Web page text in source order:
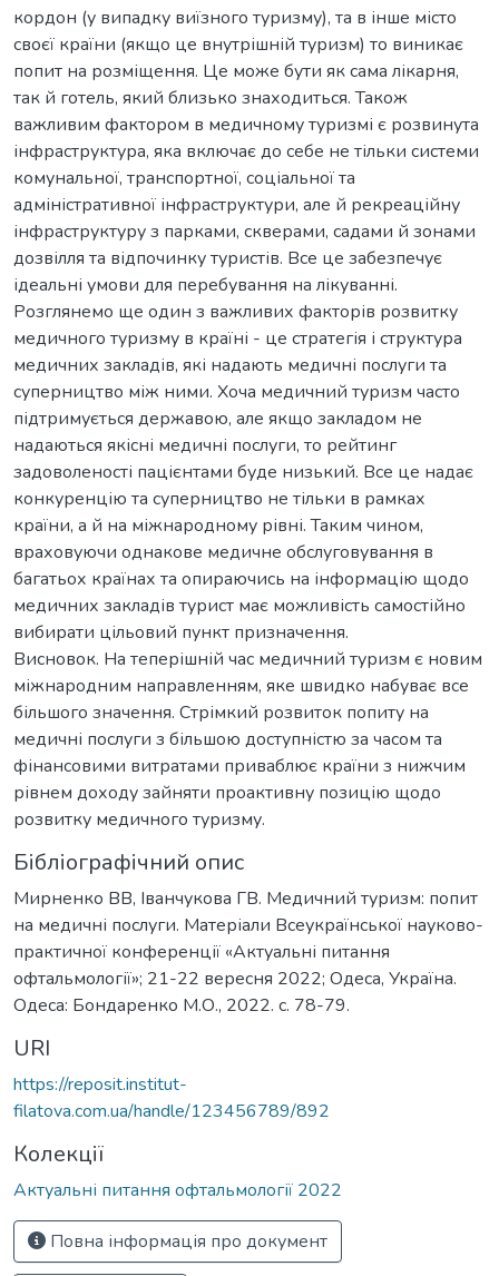
кордон (у випадку виїзного туризму), та в інше місто
своєї країни (якщо це внутрішній туризм) то виникає
попит на розміщення. Це може бути як сама лікарня,
так й готель, який близько знаходиться. Також
важливим фактором в медичному туризмі є розвинута
інфраструктура, яка включає до себе не тільки системи
комунальної, транспортної, соціальної та
адміністративної інфраструктури, але й рекреаційну
інфраструктуру з парками, скверами, садами й зонами
дозвілля та відпочинку туристів. Все це забезпечує
ідеальні умови для перебування на лікуванні.
Розглянемо ще один з важливих факторів розвитку
медичного туризму в країні - це стратегія і структура
медичних закладів, які надають медичні послуги та
суперництво між ними. Хоча медичний туризм часто
підтримується державою, але якщо закладом не
надаються якісні медичні послуги, то рейтинг
задоволеності пацієнтами буде низький. Все це надає
конкуренцію та суперництво не тільки в рамках
країни, а й на міжнародному рівні. Таким чином,
враховуючи однакове медичне обслуговування в
багатьох країнах та опираючись на інформацію щодо
медичних закладів турист має можливість самостійно
вибирати цільовий пункт призначення.
Висновок. На теперішній час медичний туризм є новим
міжнародним направленням, яке швидко набуває все
більшого значення. Стрімкий розвиток попиту на
медичні послуги з більшою доступністю за часом та
фінансовими витратами приваблює країни з нижчим
рівнем доходу зайняти проактивну позицію щодо
розвитку медичного туризму.
Бібліографічний опис
Мирненко ВВ, Іванчукова ГВ. Медичний туризм: попит
на медичні послуги. Матеріали Всеукраїнської науково-
практичної конференції «Актуальні питання
офтальмології»; 21-22 вересня 2022; Одеса, Україна.
Одеса: Бондаренко М.О., 2022. с. 78-79.
URI
https://reposit.institut-
filatova.com.ua/handle/123456789/892
Колекції
Актуальні питання офтальмології 2022
Повна інформація про документ